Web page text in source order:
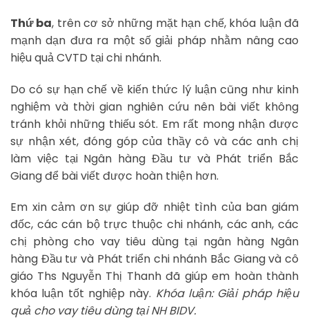
Thứ ba, trên cơ sở những mặt hạn chế, khóa luận đã
mạnh dạn đưa ra một số giải pháp nhằm nâng cao
hiệu quả CVTD tại chi nhánh.
Do có sự hạn chế về kiến thức lý luận cũng như kinh
nghiệm và thời gian nghiên cứu nên bài viết không
tránh khỏi những thiếu sót. Em rất mong nhận được
sự nhận xét, đóng góp của thầy cô và các anh chị
làm việc tại Ngân hàng Đầu tư và Phát triển Bắc
Giang để bài viết được hoàn thiện hơn.
Em xin cảm ơn sự giúp đỡ nhiệt tình của ban giám
đốc, các cán bộ trực thuộc chi nhánh, các anh, các
chị phòng cho vay tiêu dùng tại ngân hàng Ngân
hàng Đầu tư và Phát triển chi nhánh Bắc Giang và cô
giáo Ths Nguyễn Thị Thanh đã giúp em hoàn thành
khóa luận tốt nghiệp này. Khóa luận: Giải pháp hiệu
quả cho vay tiêu dùng tại NH BIDV.